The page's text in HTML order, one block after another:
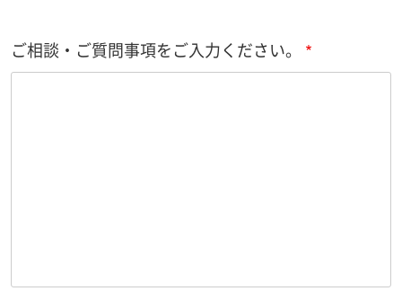
ご相談・ご質問事項をご入力ください。